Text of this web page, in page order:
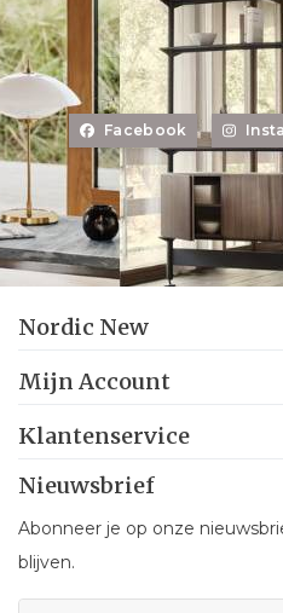
Facebook
Nordic New
Mijn Account
Klantenservice
Nieuwsbrief
Abonneer je op onze
blijven.